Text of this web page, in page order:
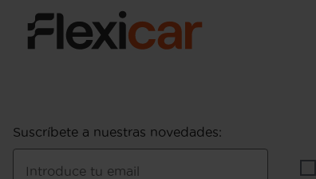
Suscríbete a nuestras novedades:
Introduce tu email